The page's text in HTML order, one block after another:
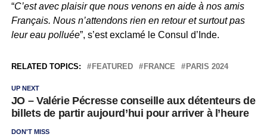
“C’est avec plaisir que nous venons en aide à nos amis
Français. Nous n’attendons rien en retour et surtout pas
leur eau polluée”, s’est exclamé le Consul d’Inde.
RELATED TOPICS: FEATURED FRANCE PARIS 2024
UP NEXT
JO – Valérie Pécresse conseille aux détenteurs de
billets de partir aujourd’hui pour arriver à l’heure
DON'T MISS